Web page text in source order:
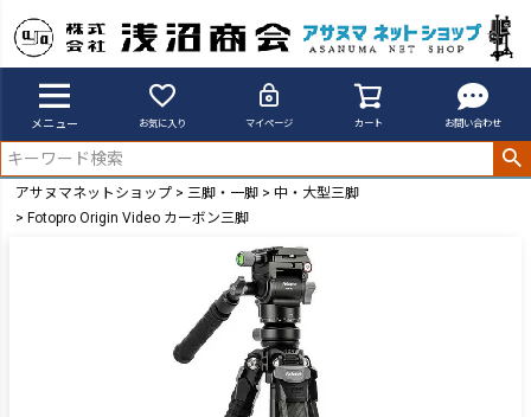
メニュー お気に入り マイページ カート お問い合わせ
アサヌマネットショップ 三脚・一脚
中・大型三脚
Fotopro Origin Video カーボン三脚